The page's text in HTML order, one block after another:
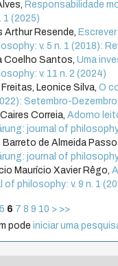
Responsabilidade
1 (2025)
Arthur Resende,
v. 5 n. 1 (2018):
Coelho Santos,Uma
v. 11 n. 2 (2024)
Freitas, Leonice Silva,O
Setembro-Dezembro
Correia,Adorno
journal of
Barreto de Almeida
journal of
Maurício Xavier Rêgo,
of philosophy: v. 9 n. 1
5 6 7 8 9 10 > >>
podeiniciar uma